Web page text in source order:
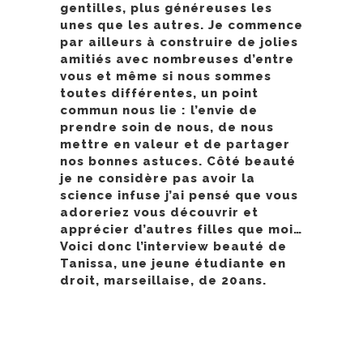
gentilles, plus généreuses les
unes que les autres. Je commence
par ailleurs à construire de jolies
amitiés avec nombreuses d’entre
vous et même si nous sommes
toutes différentes, un point
commun nous lie : l’envie de
prendre soin de nous, de nous
mettre en valeur et de partager
nos bonnes astuces. Côté beauté
je ne considère pas avoir la
science infuse j’ai pensé que vous
adoreriez vous découvrir et
apprécier d’autres filles que moi…
Voici donc l’interview beauté de
Tanissa, une jeune étudiante en
droit, marseillaise, de 20ans.